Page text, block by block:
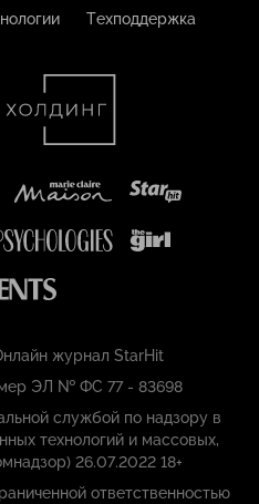
Техподдержка
журнал StarHit
ЭЛ № ФС 77 - 83698
службой по надзору в
технологий и массовых,
26.07.2022 18+
ответственностью